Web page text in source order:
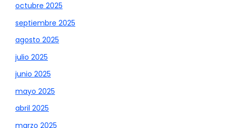
octubre 2025
septiembre 2025
agosto 2025
julio 2025
junio 2025
mayo 2025
abril 2025
marzo 2025